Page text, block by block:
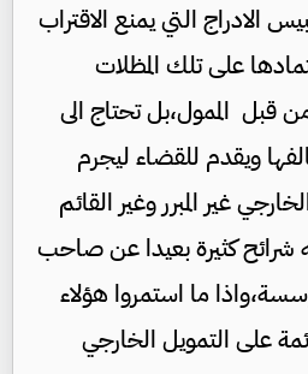
الادراج التي يمنع الاقتراب
على تلك المظلات
قبل الممول،بل تحتاج الى
ويقدم للقضاء ليجرم
غير المبرر وغير القائم
شرائح كثيرة بعيدا عن صاحب
ما استمروا هؤلاء
على التمويل الخارجي